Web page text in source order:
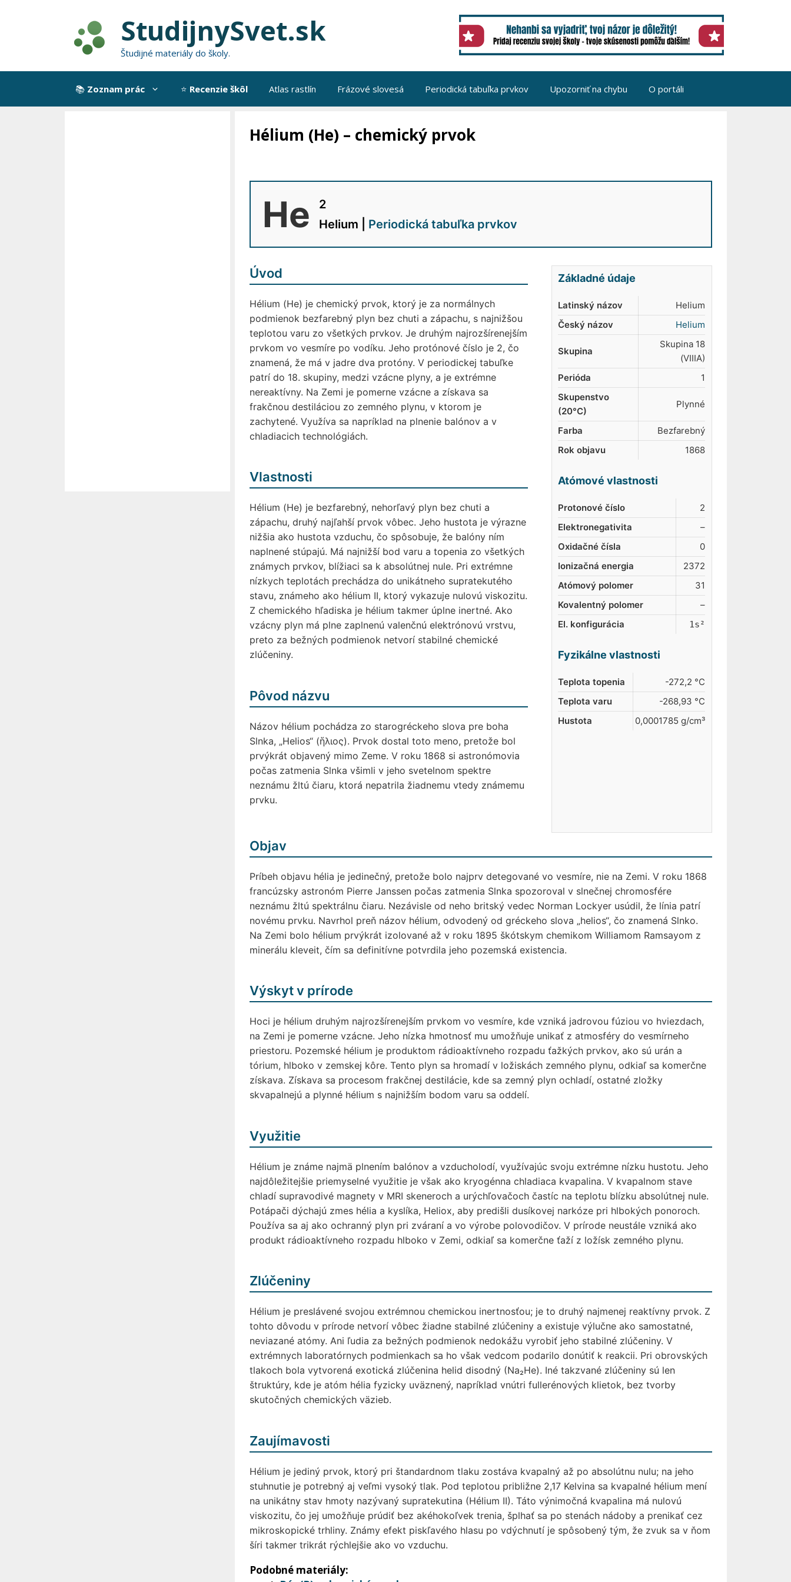
StudijnySvet.sk
Študijné materiály do školy.
📚 Zoznam prác ⭐ Recenzie škôl Atlas rastlín Frázové slovesá Periodická tabuľka prvkov Upozorniť na chybu O portáli
Hélium (He) – chemický prvok
He
2
Helium | Periodická tabuľka prvkov
Úvod
Hélium (He) je chemický prvok, ktorý je za normálnych
podmienok bezfarebný plyn bez chuti a zápachu, s najnižšou
teplotou varu zo všetkých prvkov. Je druhým najrozšírenejším
prvkom vo vesmíre po vodíku. Jeho protónové číslo je 2, čo
znamená, že má v jadre dva protóny. V periodickej tabuľke
patrí do 18. skupiny, medzi vzácne plyny, a je extrémne
nereaktívny. Na Zemi je pomerne vzácne a získava sa
frakčnou destiláciou zo zemného plynu, v ktorom je
zachytené. Využíva sa napríklad na plnenie balónov a v
chladiacich technológiách.
Vlastnosti
Hélium (He) je bezfarebný, nehorľavý plyn bez chuti a
zápachu, druhý najľahší prvok vôbec. Jeho hustota je výrazne
nižšia ako hustota vzduchu, čo spôsobuje, že balóny ním
naplnené stúpajú. Má najnižší bod varu a topenia zo všetkých
známych prvkov, blížiaci sa k absolútnej nule. Pri extrémne
nízkych teplotách prechádza do unikátneho supratekutého
stavu, známeho ako hélium II, ktorý vykazuje nulovú viskozitu.
Z chemického hľadiska je hélium takmer úplne inertné. Ako
vzácny plyn má plne zaplnenú valenčnú elektrónovú vrstvu,
preto za bežných podmienok netvorí stabilné chemické
zlúčeniny.
Pôvod názvu
Názov hélium pochádza zo starogréckeho slova pre boha
Slnka, „Helios“ (ἥλιος). Prvok dostal toto meno, pretože bol
prvýkrát objavený mimo Zeme. V roku 1868 si astronómovia
počas zatmenia Slnka všimli v jeho svetelnom spektre
neznámu žltú čiaru, ktorá nepatrila žiadnemu vtedy známemu
prvku.
Základné údaje
Latinský názov
Helium
Český názov
Helium
Skupina
Skupina 18
(VIIIA)
Perióda
1
Skupenstvo
(20°C)
Plynné
Farba
Bezfarebný
Rok objavu
1868
Atómové vlastnosti
Protonové číslo
2
Elektronegativita
–
Oxidačné čísla
0
Ionizačná energia
2372
Atómový polomer
31
Kovalentný polomer
–
El. konfigurácia
1s²
Fyzikálne vlastnosti
Teplota topenia
-272,2 °C
Teplota varu
-268,93 °C
Hustota
0,0001785 g/cm³
Objav
Príbeh objavu hélia je jedinečný, pretože bolo najprv detegované vo vesmíre, nie na Zemi. V roku 1868
francúzsky astronóm Pierre Janssen počas zatmenia Slnka spozoroval v slnečnej chromosfére
neznámu žltú spektrálnu čiaru. Nezávisle od neho britský vedec Norman Lockyer usúdil, že línia patrí
novému prvku. Navrhol preň názov hélium, odvodený od gréckeho slova „helios“, čo znamená Slnko.
Na Zemi bolo hélium prvýkrát izolované až v roku 1895 škótskym chemikom Williamom Ramsayom z
minerálu kleveit, čím sa definitívne potvrdila jeho pozemská existencia.
Výskyt v prírode
Hoci je hélium druhým najrozšírenejším prvkom vo vesmíre, kde vzniká jadrovou fúziou vo hviezdach,
na Zemi je pomerne vzácne. Jeho nízka hmotnosť mu umožňuje unikať z atmosféry do vesmírneho
priestoru. Pozemské hélium je produktom rádioaktívneho rozpadu ťažkých prvkov, ako sú urán a
tórium, hlboko v zemskej kôre. Tento plyn sa hromadí v ložiskách zemného plynu, odkiaľ sa komerčne
získava. Získava sa procesom frakčnej destilácie, kde sa zemný plyn ochladí, ostatné zložky
skvapalnejú a plynné hélium s najnižším bodom varu sa oddelí.
Využitie
Hélium je známe najmä plnením balónov a vzducholodí, využívajúc svoju extrémne nízku hustotu. Jeho
najdôležitejšie priemyselné využitie je však ako kryogénna chladiaca kvapalina. V kvapalnom stave
chladí supravodivé magnety v MRI skeneroch a urýchľovačoch častíc na teplotu blízku absolútnej nule.
Potápači dýchajú zmes hélia a kyslíka, Heliox, aby predišli dusíkovej narkóze pri hlbokých ponoroch.
Používa sa aj ako ochranný plyn pri zváraní a vo výrobe polovodičov. V prírode neustále vzniká ako
produkt rádioaktívneho rozpadu hlboko v Zemi, odkiaľ sa komerčne ťaží z ložísk zemného plynu.
Zlúčeniny
Hélium je preslávené svojou extrémnou chemickou inertnosťou; je to druhý najmenej reaktívny prvok. Z
tohto dôvodu v prírode netvorí vôbec žiadne stabilné zlúčeniny a existuje výlučne ako samostatné,
neviazané atómy. Ani ľudia za bežných podmienok nedokážu vyrobiť jeho stabilné zlúčeniny. V
extrémnych laboratórnych podmienkach sa ho však vedcom podarilo donútiť k reakcii. Pri obrovských
tlakoch bola vytvorená exotická zlúčenina helid disodný (Na₂He). Iné takzvané zlúčeniny sú len
štruktúry, kde je atóm hélia fyzicky uväznený, napríklad vnútri fullerénových klietok, bez tvorby
skutočných chemických väzieb.
Zaujímavosti
Hélium je jediný prvok, ktorý pri štandardnom tlaku zostáva kvapalný až po absolútnu nulu; na jeho
stuhnutie je potrebný aj veľmi vysoký tlak. Pod teplotou približne 2,17 Kelvina sa kvapalné hélium mení
na unikátny stav hmoty nazývaný supratekutina (Hélium II). Táto výnimočná kvapalina má nulovú
viskozitu, čo jej umožňuje prúdiť bez akéhokoľvek trenia, šplhať sa po stenách nádoby a prenikať cez
mikroskopické trhliny. Známy efekt piskľavého hlasu po vdýchnutí je spôsobený tým, že zvuk sa v ňom
šíri takmer trikrát rýchlejšie ako vo vzduchu.
Podobné materiály: